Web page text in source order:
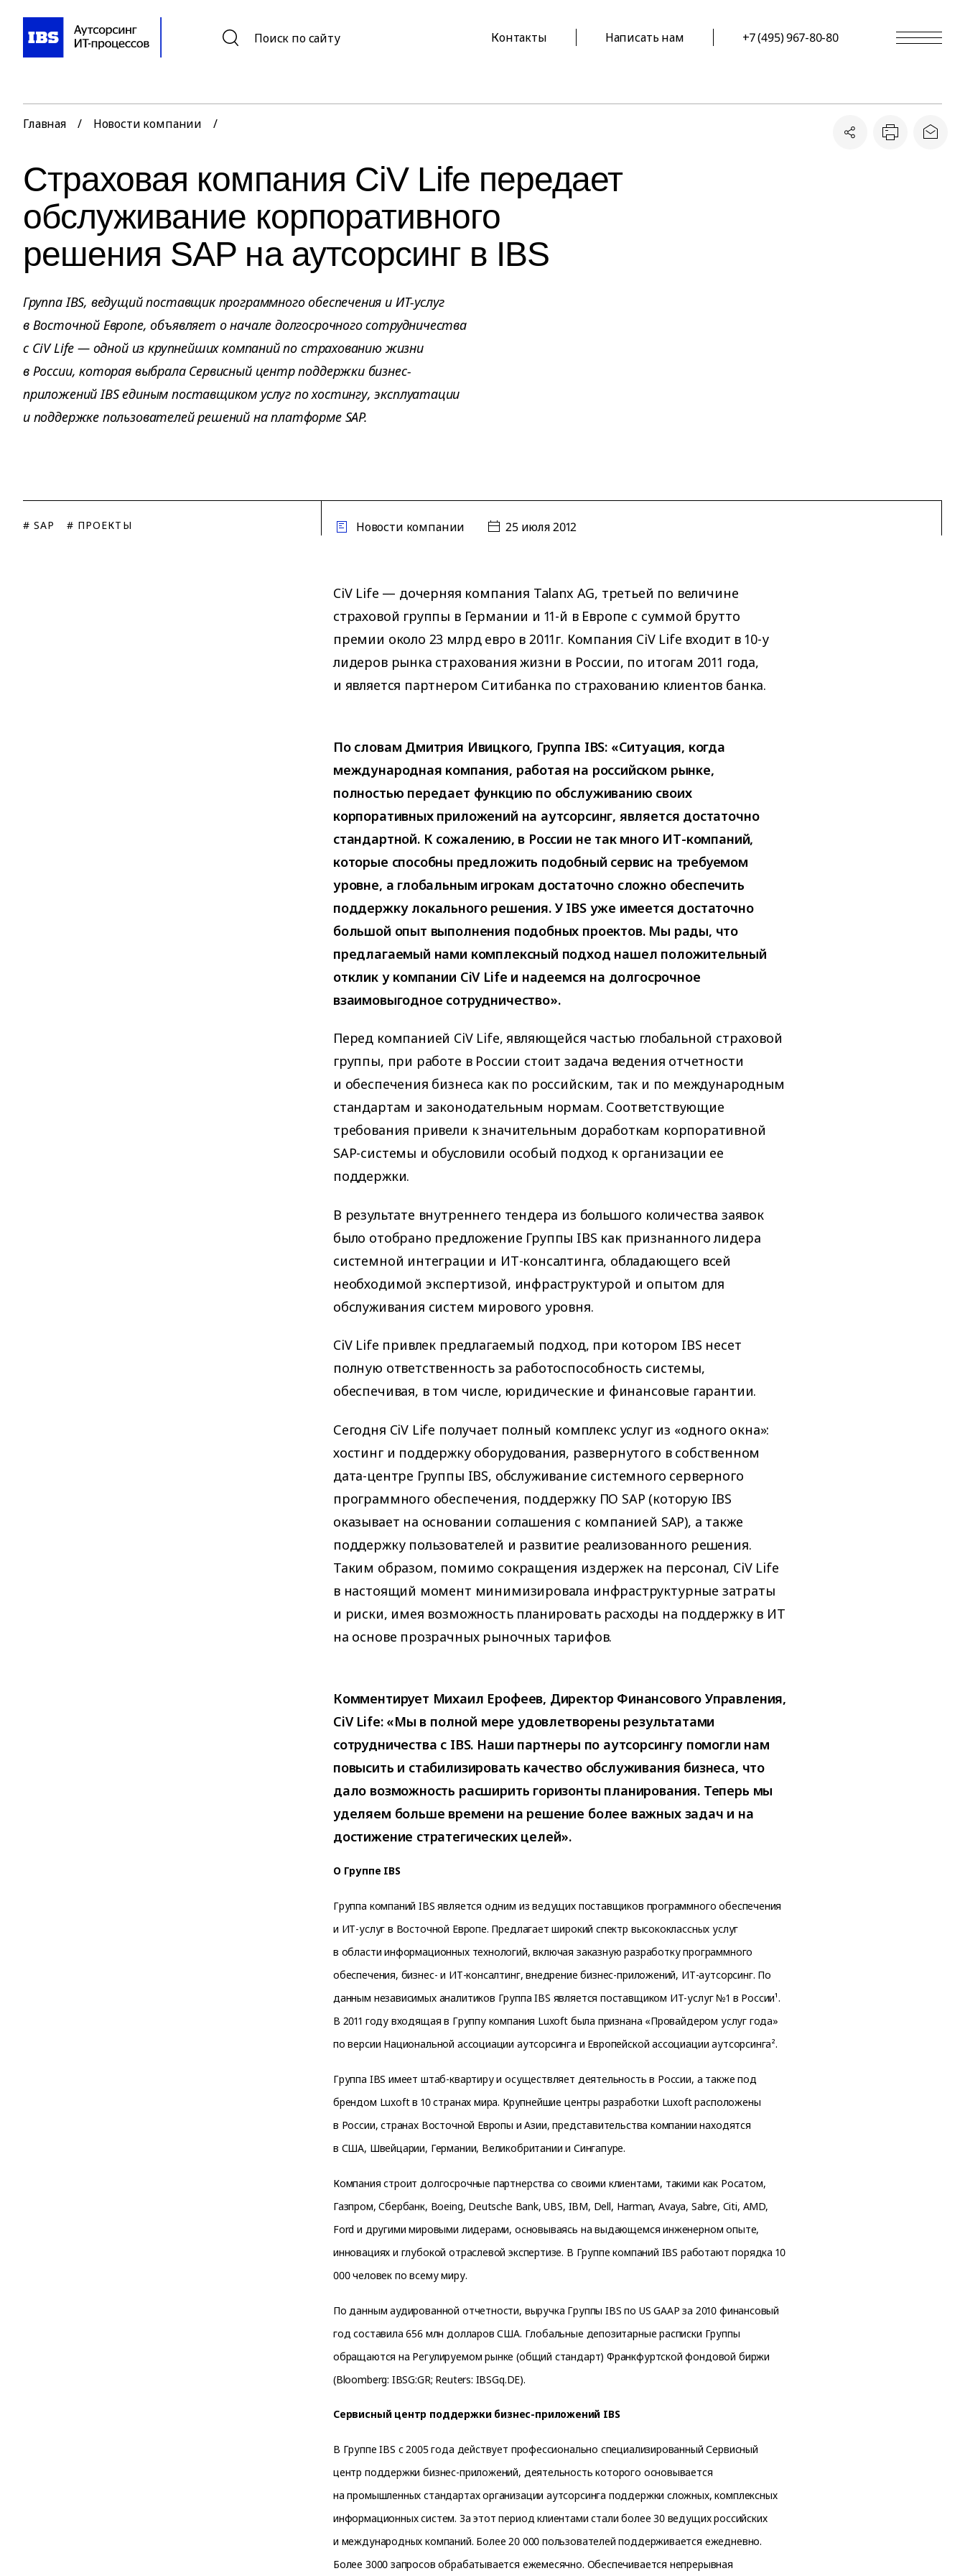
Поиск по сайту Контакты Написать нам +7 (495) 967-80-80
Главная / Новости компании /
Страховая компания CiV Life передает
обслуживание корпоративного
решения SAP на аутсорсинг в IBS
Группа IBS, ведущий поставщик программного обеспечения и ИТ-услуг
в Восточной Европе, объявляет о начале долгосрочного сотрудничества
с CiV Life — одной из крупнейших компаний по страхованию жизни
в России, которая выбрала Сервисный центр поддержки бизнес-
приложений IBS единым поставщиком услуг по хостингу, эксплуатации
и поддержке пользователей решений на платформе SAP.
# SAP # ПРОЕКТЫ Новости компании 25 июля 2012
CiV Life — дочерняя компания Talanx AG, третьей по величине
страховой группы в Германии и 11-й в Европе с суммой брутто
премии около 23 млрд евро в 2011г. Компания CiV Life входит в 10-у
лидеров рынка страхования жизни в России, по итогам 2011 года,
и является партнером Ситибанка по страхованию клиентов банка.
По словам Дмитрия Ивицкого, Группа IBS: «Ситуация, когда
международная компания, работая на российском рынке,
полностью передает функцию по обслуживанию своих
корпоративных приложений на аутсорсинг, является достаточно
стандартной. К сожалению, в России не так много ИТ-компаний,
которые способны предложить подобный сервис на требуемом
уровне, а глобальным игрокам достаточно сложно обеспечить
поддержку локального решения. У IBS уже имеется достаточно
большой опыт выполнения подобных проектов. Мы рады, что
предлагаемый нами комплексный подход нашел положительный
отклик у компании CiV Life и надеемся на долгосрочное
взаимовыгодное сотрудничество».
Перед компанией CiV Life, являющейся частью глобальной страховой
группы, при работе в России стоит задача ведения отчетности
и обеспечения бизнеса как по российским, так и по международным
стандартам и законодательным нормам. Соответствующие
требования привели к значительным доработкам корпоративной
SAP-системы и обусловили особый подход к организации ее
поддержки.
В результате внутреннего тендера из большого количества заявок
было отобрано предложение Группы IBS как признанного лидера
системной интеграции и ИТ-консалтинга, обладающего всей
необходимой экспертизой, инфраструктурой и опытом для
обслуживания систем мирового уровня.
CiV Life привлек предлагаемый подход, при котором IBS несет
полную ответственность за работоспособность системы,
обеспечивая, в том числе, юридические и финансовые гарантии.
Сегодня CiV Life получает полный комплекс услуг из «одного окна»:
хостинг и поддержку оборудования, развернутого в собственном
дата-центре Группы IBS, обслуживание системного серверного
программного обеспечения, поддержку ПО SAP (которую IBS
оказывает на основании соглашения с компанией SAP), а также
поддержку пользователей и развитие реализованного решения.
Таким образом, помимо сокращения издержек на персонал, CiV Life
в настоящий момент минимизировала инфраструктурные затраты
и риски, имея возможность планировать расходы на поддержку в ИT
на основе прозрачных рыночных тарифов.
Комментирует Михаил Ерофеев, Директор Финансового Управления,
CiV Life: «Мы в полной мере удовлетворены результатами
сотрудничества с IBS. Наши партнеры по аутсорсингу помогли нам
повысить и стабилизировать качество обслуживания бизнеса, что
дало возможность расширить горизонты планирования. Теперь мы
уделяем больше времени на решение более важных задач и на
достижение стратегических целей».
О Группе IBS
Группа компаний IBS является одним из ведущих поставщиков программного обеспечения
и ИТ-услуг в Восточной Европе. Предлагает широкий спектр высококлассных услуг
в области информационных технологий, включая заказную разработку программного
обеспечения, бизнес- и ИТ-консалтинг, внедрение бизнес-приложений, ИТ-аутсорсинг. По
данным независимых аналитиков Группа IBS является поставщиком ИТ-услуг №1 в России¹.
В 2011 году входящая в Группу компания Luxoft была признана «Провайдером услуг года»
по версии Национальной ассоциации аутсорсинга и Европейской ассоциации аутсорсинга².
Группа IBS имеет штаб-квартиру и осуществляет деятельность в России, а также под
брендом Luxoft в 10 странах мира. Крупнейшие центры разработки Luxoft расположены
в России, странах Восточной Европы и Азии, представительства компании находятся
в США, Швейцарии, Германии, Великобритании и Сингапуре.
Компания строит долгосрочные партнерства со своими клиентами, такими как Росатом,
Газпром, Сбербанк, Boeing, Deutsche Bank, UBS, IBM, Dell, Harman, Avaya, Sabre, Citi, AMD,
Ford и другими мировыми лидерами, основываясь на выдающемся инженерном опыте,
инновациях и глубокой отраслевой экспертизе. В Группе компаний IBS работают порядка 10
000 человек по всему миру.
По данным аудированной отчетности, выручка Группы IBS по US GAAP за 2010 финансовый
год составила 656 млн долларов США. Глобальные депозитарные расписки Группы
обращаются на Регулируемом рынке (общий стандарт) Франкфуртской фондовой биржи
(Bloomberg: IBSG:GR; Reuters: IBSGq.DE).
Сервисный центр поддержки бизнес-приложений IBS
В Группе IBS с 2005 года действует профессионально специализированный Сервисный
центр поддержки бизнес-приложений, деятельность которого основывается
на промышленных стандартах организации аутсорсинга поддержки сложных, комплексных
информационных систем. За этот период клиентами стали более 30 ведущих российских
и международных компаний. Более 20 000 пользователей поддерживается ежедневно.
Более 3000 запросов обрабатывается ежемесячно. Обеспечивается непрерывная